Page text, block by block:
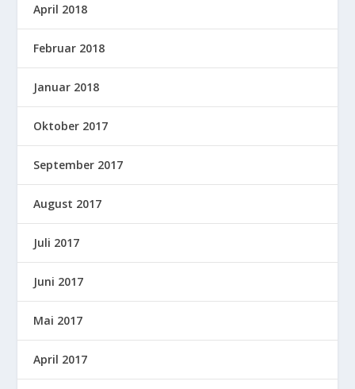
April 2018
Februar 2018
Januar 2018
Oktober 2017
September 2017
August 2017
Juli 2017
Juni 2017
Mai 2017
April 2017